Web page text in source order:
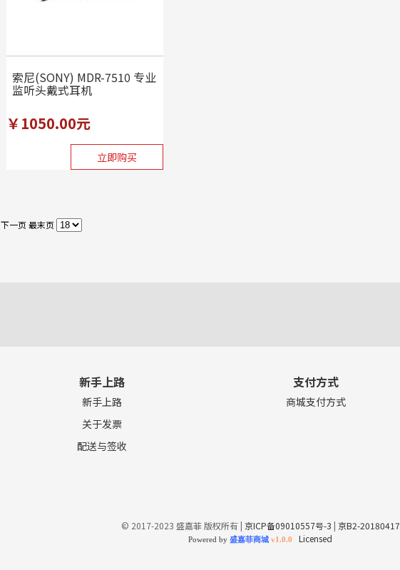
索尼(SONY) MDR-7510 专业
监听头戴式耳机
￥1050.00元
立即购买
下一页最末页
新手上路
新手上路
关于发票
配送与签收
支付方式
商城支付方式
© 2017-2023 盛嘉菲 版权所有 | 京ICP备09010557号-3 | 京B2-20180417
Powered by 盛嘉菲商城 v1.0.0 Licensed